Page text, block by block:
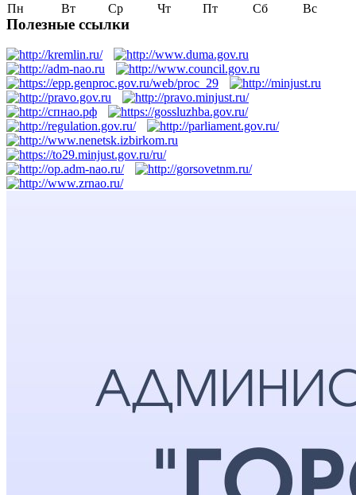
Пн Вт Ср Чт Пт Сб Вс
Полезные ссылки